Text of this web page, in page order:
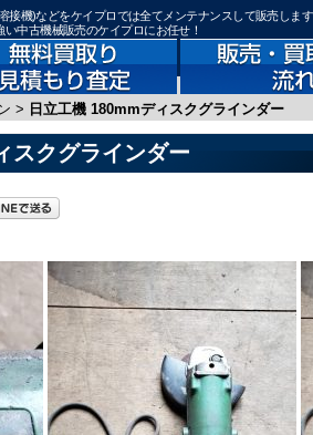
接機)などをケイプロでは全てメンテナンスして販売しま
中古機械販売のケイプロにお任せ！
> 日立工機 180mmディスクグラインダー
スクグラインダー